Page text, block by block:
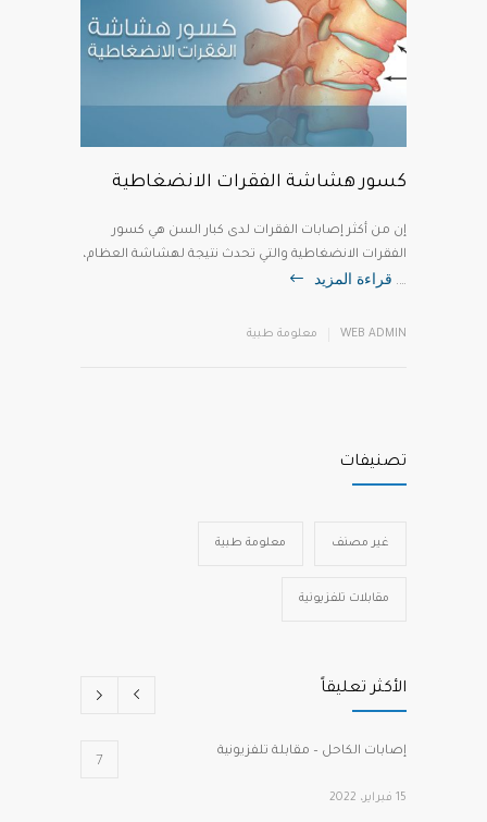
كسور هشاشة الفقرات الانضغاطية
إن من أكثر إصابات الفقرات لدى كبار السن هي كسور
الفقرات الانضغاطية والتي تحدث نتيجة لهشاشة العظام،
…. قراءة المزيد
WEB ADMIN معلومة طبية
تصنيفات
غير مصنف معلومة طبية
مقابلات تلفزيونية
الأكثر تعليقاً
إصابات الكاحل – مقابلة تلفزيونية 7
15 فبراير، 2022